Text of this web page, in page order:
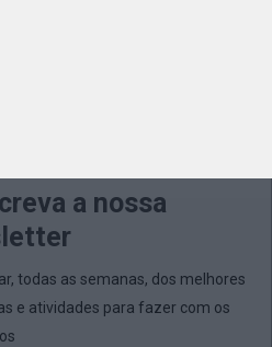
a nossa
todas as semanas, dos melhores
e atividades para fazer com os